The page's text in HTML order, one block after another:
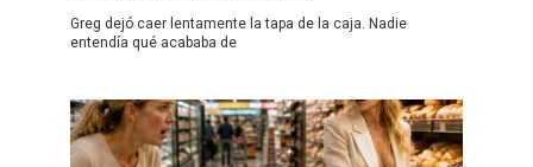
Greg dejó caer lentamente la tapa de la caja. Nadie
entendía qué acababa de